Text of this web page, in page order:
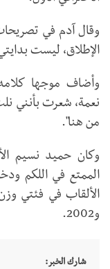
وقال آدم في
الإطلاق، ليست
وأضاف موجها
نعمة، شعرت بأنني
من هنا".
وكان حميد نسيم
الممتع في اللكم
و2002.
شارك الخبر: